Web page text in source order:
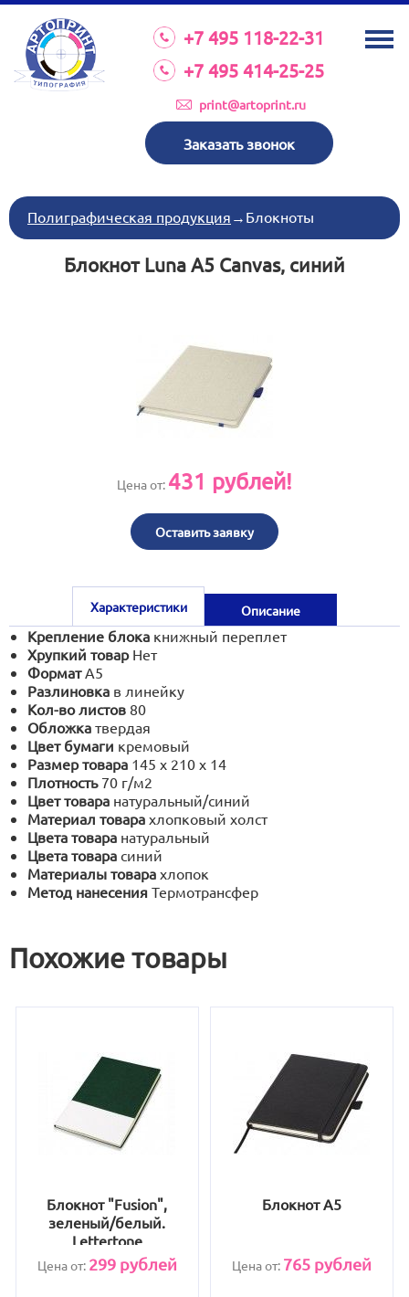
+7 495 118-22-31
+7 495 414-25-25
print@artoprint.ru
Заказать звонок
О КОМПАНИИ
УСЛУГИ
КАТАЛОГ
ТРЕБОВАНИЯ К МАКЕТАМ
НОВОСТИ
ИНВЕСТИЦИИ
КОНТАКТЫ
пн-пт 8:30 17:00
print@artoprint.ru
Полиграфическая продукция → Блокноты
Блокнот Luna A5 Canvas, синий
Цена от: 431 рублей!
Оставить заявку
Характеристики Описание
Крепление блока книжный переплет
Хрупкий товар Нет
Формат А5
Разлиновка в линейку
Кол-во листов 80
Обложка твердая
Цвет бумаги кремовый
Размер товара 145 х 210 х 14
Плотность 70 г/м2
Цвет товара натуральный/синий
Материал товара хлопковый холст
Цвета товара натуральный
Цвета товара синий
Материалы товара хлопок
Метод нанесения Термотрансфер
Похожие товары
Блокнот "Fusion",
зеленый/белый.
Lettertone
Цена от: 299рублей
Блокнот А5
Цена от: 765 рублей